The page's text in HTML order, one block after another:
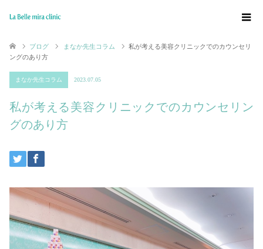
ブログ まなか先生コラム
私が考える美容クリニックでのカウンセリ
ングのあり方
まなか先生コラム 2023.07.05
私が考える美容クリニックでのカウンセリン
グのあり方